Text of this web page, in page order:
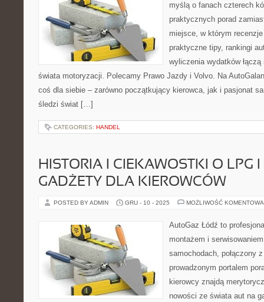
myślą o fanach czterech
praktycznych porad
miejsce, w którym
praktyczne tipy, rankingi
wyliczenia wydatków
świata motoryzacji. Polecamy Prawo Jazdy i Volvo. Na
coś dla siebie – zarówno początkujący kierowca, jak i pasjonat
śledzi świat […]
CATEGORIES: HANDEL
HISTORIA I CIEKAWOSTKI O LPG
GADŻETY DLA KIEROWCÓW
POSTED BY ADMIN GRU - 10 - 2025 MOŻLIWOŚĆ
AutoGaz Łódź to
montażem i
samochodach, połączony
prowadzonym portalem
kierowcy znajdą
nowości ze świata aut na